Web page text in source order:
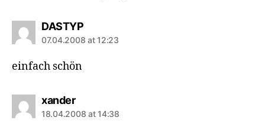
DASTYPsays:
07.04.2008 at 12:23
einfach schön
xandersays:
18.04.2008 at 14:38